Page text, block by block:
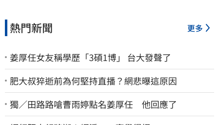
熱門新聞 更多
姜厚任女友稱學歷「3碩1博」 台大發聲了
肥大叔猝逝前為何堅持直播？網悲曝這原因
獨／田路路嗆曹雨婷點名姜厚任 他回應了